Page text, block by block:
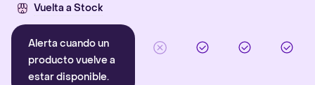
Vuelta a Stock
Alerta cuando un
producto vuelve a
estar disponible.